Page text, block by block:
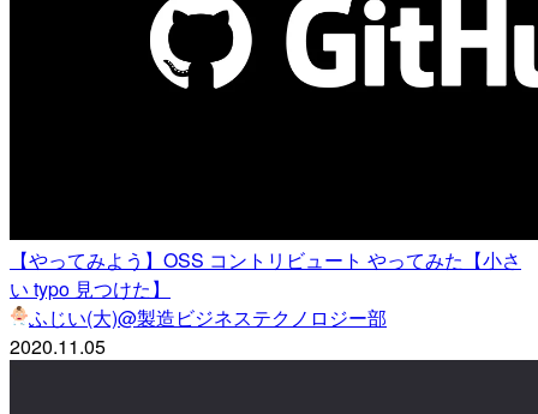
【やってみよう】OSS コントリビュート やってみた【小さ
い typo 見つけた】
ふじい(大)@製造ビジネステクノロジー部
2020.11.05